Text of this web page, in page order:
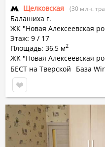
Щелковская (30 мин.
Балашиха г.
ЖК "Новая Алексеевская
Этаж: 9 / 17
Площадь: 36,5 м2
ЖК "Новая Алексеевская
БЕСТ на Тверской
База